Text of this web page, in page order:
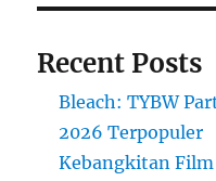
Recent Posts
Bleach: TYBW
2026 Terpopuler
Kebangkitan